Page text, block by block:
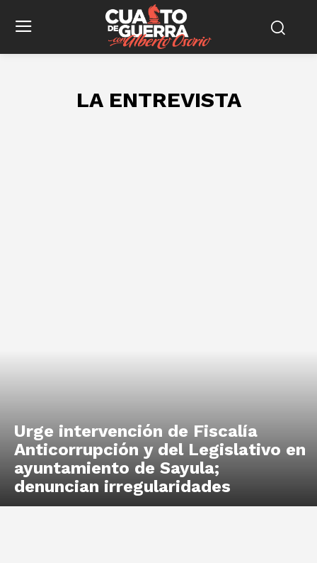
LA ENTREVISTA
Urge intervención de Fiscalía
Anticorrupción y del Legislativo en
ayuntamiento de Sayula;
denuncian irregularidades